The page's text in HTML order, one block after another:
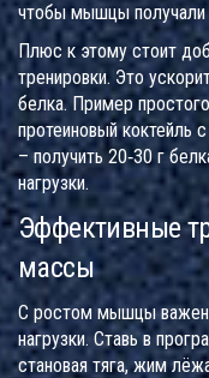
чтобы мышцы получали
Плюс к этому стоит
тренировки. Это
белка. Пример
протеиновый коктейль
– получить 20‑30 г
нагрузки.
Эффективные
массы
С ростом мышцы важен
нагрузки. Ставь в
становая тяга, жим